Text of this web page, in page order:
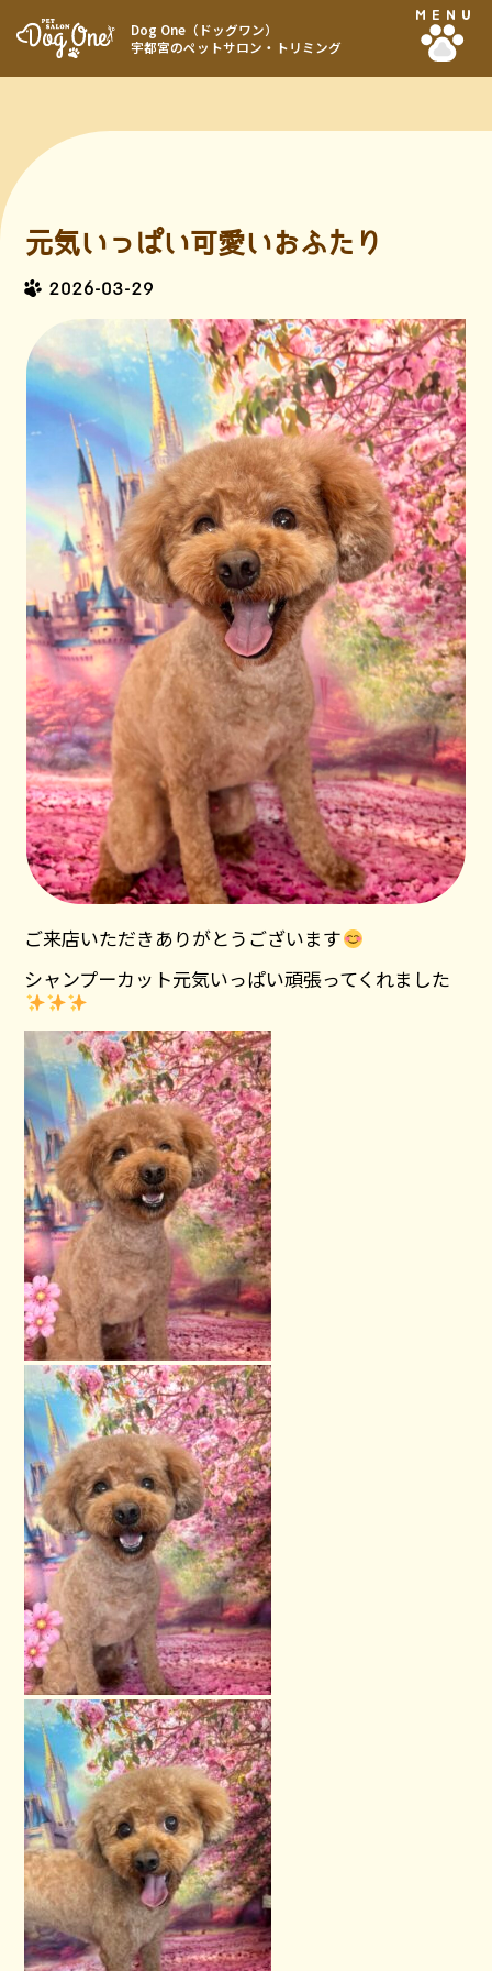
Dog One（ドッグワン）
宇都宮のペットサロン・トリミング
MENU
元気いっぱい可愛いおふたり
2026-03-29
ご来店いただきありがとうございます
シャンプーカット元気いっぱい頑張ってくれました